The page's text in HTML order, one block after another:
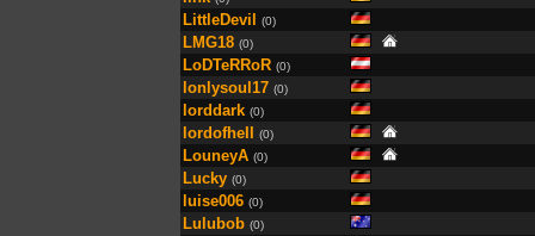
LittleDevil (0)
LMG18 (0)
LoDTeRRoR (0)
lonlysoul17 (0)
lorddark (0)
lordofheII (0)
LouneyA (0)
Lucky (0)
luise006 (0)
Lulubob (0)